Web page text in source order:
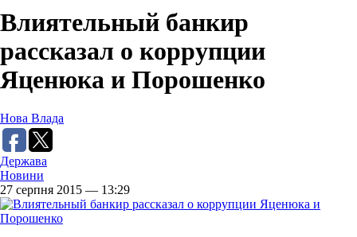
Влиятельный банкир
рассказал о коррупции
Яценюка и Порошенко
Нова Влада
Держава
Новини
27 серпня 2015 — 13:29